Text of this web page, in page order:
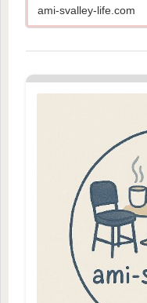
ami-svalley-life.com